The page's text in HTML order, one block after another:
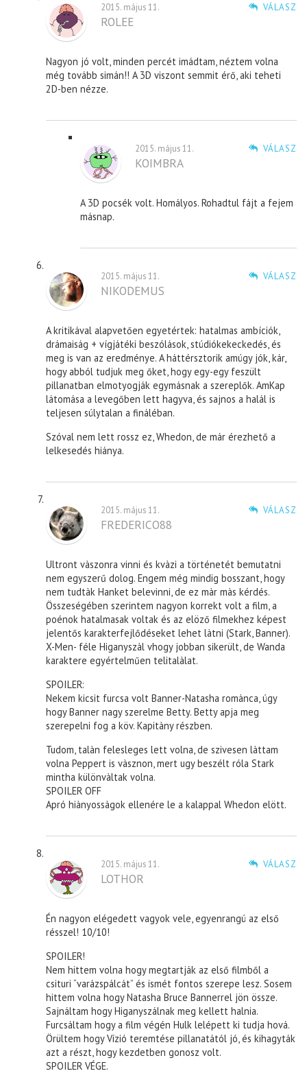
VÁLASZ
2015. május 11.
ROLEE
Nagyon jó volt, minden percét imádtam, néztem volna
még tovább simán!! A 3D viszont semmit érő, aki teheti
2D-ben nézze.
VÁLASZ
2015. május 11.
KOIMBRA
A 3D pocsék volt. Homályos. Rohadtul fájt a fejem
másnap.
VÁLASZ
2015. május 11.
NIKODEMUS
A kritikával alapvetően egyetértek: hatalmas ambíciók,
drámaiság + vígjátéki beszólások, stúdiókekeckedés, és
meg is van az eredménye. A háttérsztorik amúgy jók, kár,
hogy abból tudjuk meg őket, hogy egy-egy feszült
pillanatban elmotyogják egymásnak a szereplők. AmKap
látomása a levegőben lett hagyva, és sajnos a halál is
teljesen súlytalan a fináléban.
Szóval nem lett rossz ez, Whedon, de már érezhető a
lelkesedés hiánya.
VÁLASZ
2015. május 11.
FREDERICO88
Ultront vàszonra vinni és kvàzi a történetét bemutatni
nem egyszerű dolog. Engem még mindig bosszant, hogy
nem tudtàk Hanket belevinni, de ez màr màs kérdés.
Összeségében szerintem nagyon korrekt volt a film, a
poénok hatalmasak voltak és az elöző filmekhez képest
jelentős karakterfejlődéseket lehet làtni (Stark, Banner).
X-Men- féle Higanyszàl vhogy jobban sikerült, de Wanda
karaktere egyértelműen telitalàlat.
SPOILER:
Nekem kicsit furcsa volt Banner-Natasha romànca, úgy
hogy Banner nagy szerelme Betty. Betty apja meg
szerepelni fog a köv. Kapitàny részben.
Tudom, talàn felesleges lett volna, de szivesen làttam
volna Peppert is vàsznon, mert ugy beszélt róla Stark
mintha különvàltak volna.
SPOILER OFF
Apró hiànyossàgok ellenére le a kalappal Whedon elött.
VÁLASZ
2015. május 11.
LOTHOR
Én nagyon elégedett vagyok vele, egyenrangú az első
résszel! 10/10!
SPOILER!
Nem hittem volna hogy megtartják az első filmből a
csituri “varázspálcát” és ismét fontos szerepe lesz. Sosem
hittem volna hogy Natasha Bruce Bannerrel jön össze.
Sajnáltam hogy Higanyszálnak meg kellett halnia.
Furcsáltam hogy a film végén Hulk lelépett ki tudja hová.
Örültem hogy Vízió teremtése pillanatától jó, és kihagyták
azt a részt, hogy kezdetben gonosz volt.
SPOILER VÉGE.